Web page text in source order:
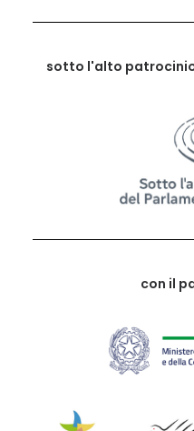
sotto l'alto
con il